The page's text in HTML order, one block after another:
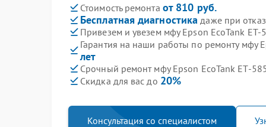
Стоимость ремонта от 810 руб.
Бесплатная диагностика даже при
Привезем и увезем мфу Epson EcoTank ET-
Гарантия на наши работы по ремонту мфу
лет
Срочный ремонт мфу Epson EcoTank ET-
Скидка для вас до 20%
Консультация со специалистом